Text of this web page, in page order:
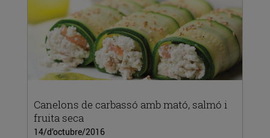
Canelons de carbassó amb mató, salmó i
fruita seca
14/d’octubre/2016